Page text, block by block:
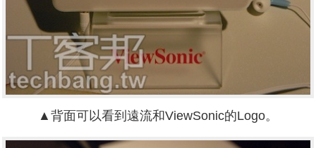
▲背面可以看到遠流和ViewSonic的Logo。